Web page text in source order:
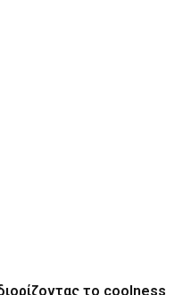
το coolness